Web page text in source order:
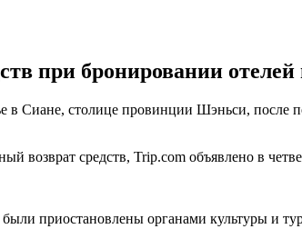
при бронировании
в Сиане, столице провинции Шэньси, после
возврат средств, Trip.com объявлено в
приостановлены органами культуры и